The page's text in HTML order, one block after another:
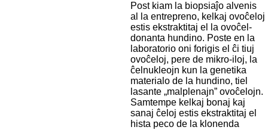
Post kiam la biopsiaĵo alvenis
al la entrepreno, kelkaj ovoĉeloj
estis ekstraktitaj el la ovoĉel-
donanta hundino. Poste en la
laboratorio oni forigis el ĉi tiuj
ovoĉeloj, pere de mikro-iloj, la
ĉelnukleojn kun la genetika
materialo de la hundino, tiel
lasante „malplenajn” ovoĉelojn.
Samtempe kelkaj bonaj kaj
sanaj ĉeloj estis ekstraktitaj el
hista peco de la klonenda